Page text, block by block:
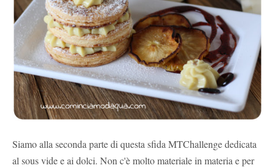
Siamo alla seconda parte di questa sfida MTChallenge dedicata
al sous vide e ai dolci. Non c'è molto materiale in materia e per